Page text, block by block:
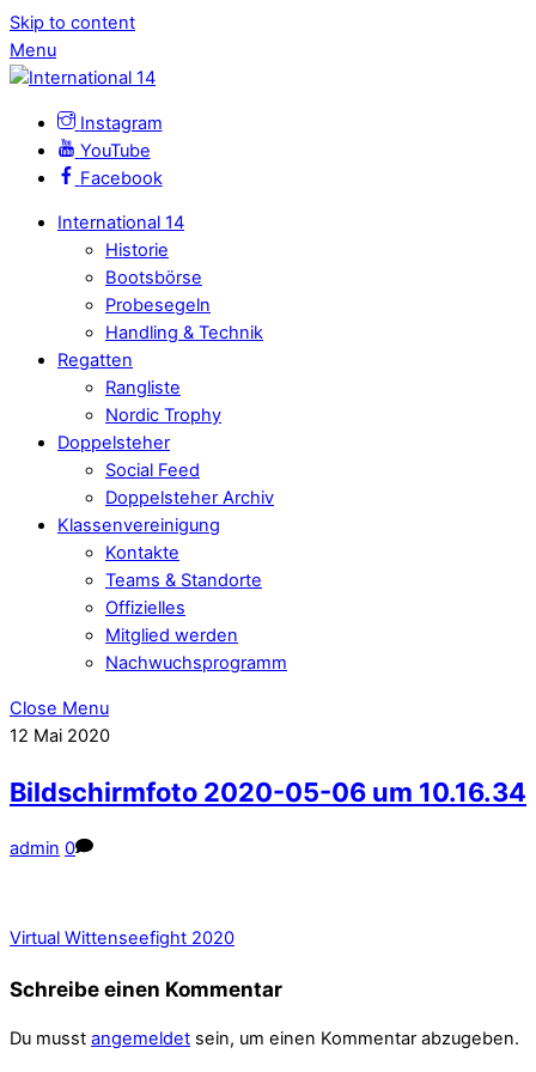
Skip to content
Menu
Instagram
YouTube
Facebook
International 14
Historie
Bootsbörse
Probesegeln
Handling & Technik
Regatten
Rangliste
Nordic Trophy
Doppelsteher
Social Feed
Doppelsteher Archiv
Klassenvereinigung
Kontakte
Teams & Standorte
Offizielles
Mitglied werden
Nachwuchsprogramm
Close Menu
12 Mai 2020
Bildschirmfoto 2020-05-06 um 10.16.34
admin 0
Virtual Wittenseefight 2020
Schreibe einen Kommentar
Du musst angemeldet sein, um einen Kommentar abzugeben.